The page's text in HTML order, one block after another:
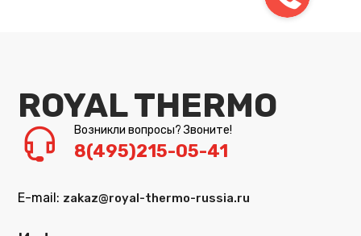
ROYAL THERMO
Возникли вопросы? Звоните!
8(495)215-05-41
E-mail: zakaz@royal-thermo-russia.ru